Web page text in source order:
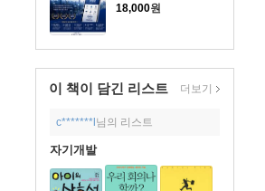
18,000원
이 책이 담긴 리스트 더보기
c*******l님의 리스트
자기개발